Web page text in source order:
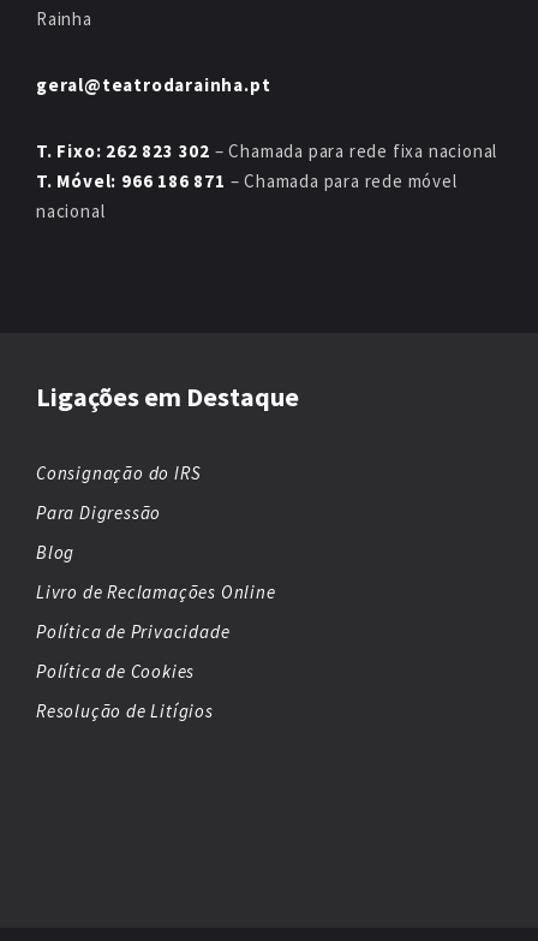
Rainha
geral@teatrodarainha.pt
T. Fixo: 262 823 302 – Chamada para rede fixa nacional
T. Móvel: 966 186 871 – Chamada para rede móvel
nacional
Ligações em Destaque
Consignação do IRS
Para Digressão
Blog
Livro de Reclamações Online
Política de Privacidade
Política de Cookies
Resolução de Litígios